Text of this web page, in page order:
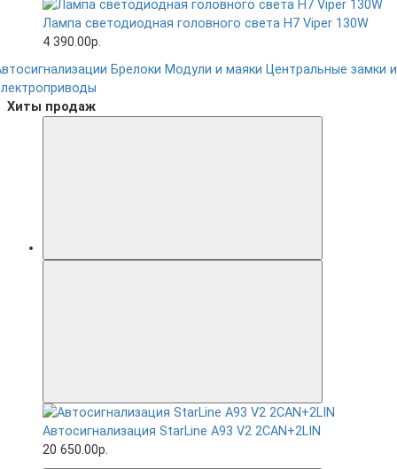
Лампа светодиодная головного света H7 Viper 130W
4 390.00р.
Брелоки Модули и маяки Центральные замки и
Хиты продаж
Автосигнализация StarLine A93 V2 2CAN+2LIN
20 650.00р.